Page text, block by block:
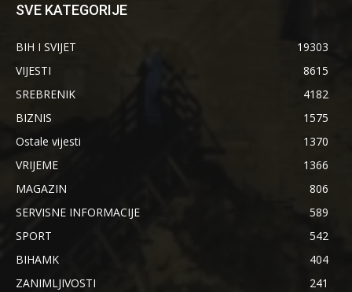
SVE KATEGORIJE
BIH I SVIJET
19303
VIJESTI
8615
SREBRENIK
4182
BIZNIS
1575
Ostale vijesti
1370
VRIJEME
1366
MAGAZIN
806
SERVISNE INFORMACIJE
589
SPORT
542
BIHAMK
404
ZANIMLJIVOSTI
241